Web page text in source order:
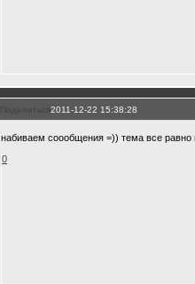
Поделиться2011-12-22 15:38:28
набиваем соообщения =)) тема все равно
0